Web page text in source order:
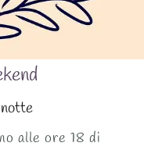
alle ore 18 di